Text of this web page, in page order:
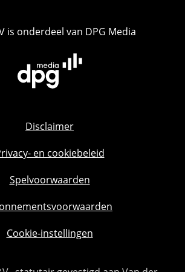
is onderdeel van DPG Media
Disclaimer
en cookiebeleid
Spelvoorwaarden
Cookie-instellingen